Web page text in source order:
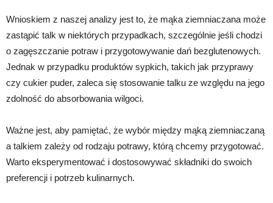
Wnioskiem z naszej analizy jest to, że mąka ziemniaczana może
zastąpić talk w niektórych przypadkach, szczególnie jeśli chodzi
o zagęszczanie potraw i przygotowywanie dań bezglutenowych.
Jednak w przypadku produktów sypkich, takich jak przyprawy
czy cukier puder, zaleca się stosowanie talku ze względu na jego
zdolność do absorbowania wilgoci.
Ważne jest, aby pamiętać, że wybór między mąką ziemniaczaną
a talkiem zależy od rodzaju potrawy, którą chcemy przygotować.
Warto eksperymentować i dostosowywać składniki do swoich
preferencji i potrzeb kulinarnych.